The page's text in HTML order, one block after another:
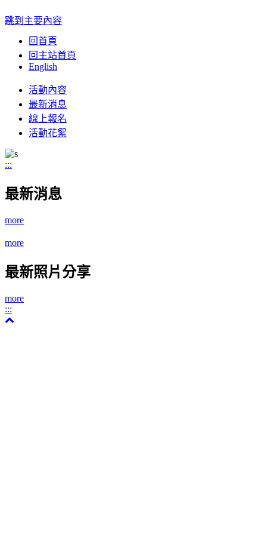
跳到主要內容
:::
回首頁
回主站首頁
English
Toggle
navigation
活動內容
最新消息
線上報名
活動花絮
:::
最新消息
more
more
最新照片分享
more
:::